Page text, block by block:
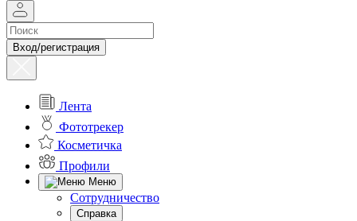
Вход/регистрация
Лента
Фототрекер
Косметичка
Профили
Меню
Сотрудничество
Справка